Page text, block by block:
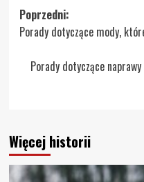
Zobacz
wpisy
Poprzedni:
Porady dotyczące mody,
Porady dotyczące
Więcej historii